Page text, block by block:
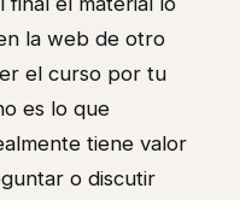
la web de otro
el curso por tu
es lo que
tiene valor
o discutir